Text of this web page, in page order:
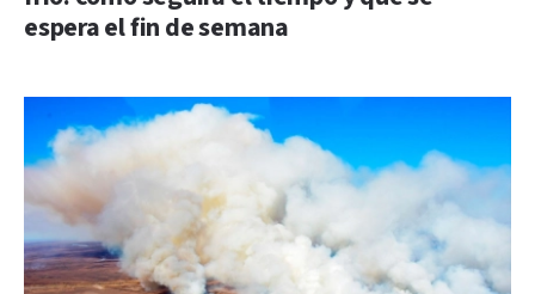
espera el fin de semana